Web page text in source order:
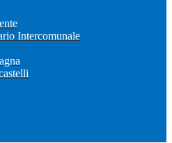
Intercomunale